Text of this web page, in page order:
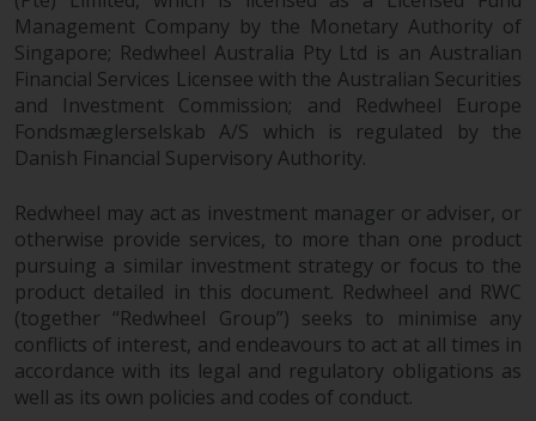
Kopie der Informationen, die wir
über Sie gespeichert haben,
indem Sie uns schriftlich
anschreiben und diese anfordern.
Weitere Informationen finden Sie
in unserer Datenschutz- und
Datenschutzrichtlinie und Cookie-
Richtlinie.
Geltendes Recht
Der Inhalt dieser Website sollte
Management Company by the Monetary Authority of
Singapore; Redwheel Australia Pty Ltd is an Australian
Financial Services Licensee with the Australian Securities
and Investment Commission; and Redwheel Europe
Fondsmæglerselskab A/S which is regulated by the
Danish Financial Supervisory Authority.
Redwheel may act as investment manager or adviser, or
otherwise provide services, to more than one product
pursuing a similar investment strategy or focus to the
product detailed in this document. Redwheel and RWC
(together “Redwheel Group”) seeks to minimise any
conflicts of interest, and endeavours to act at all times in
accordance with its legal and regulatory obligations as
well as its own policies and codes of conduct.